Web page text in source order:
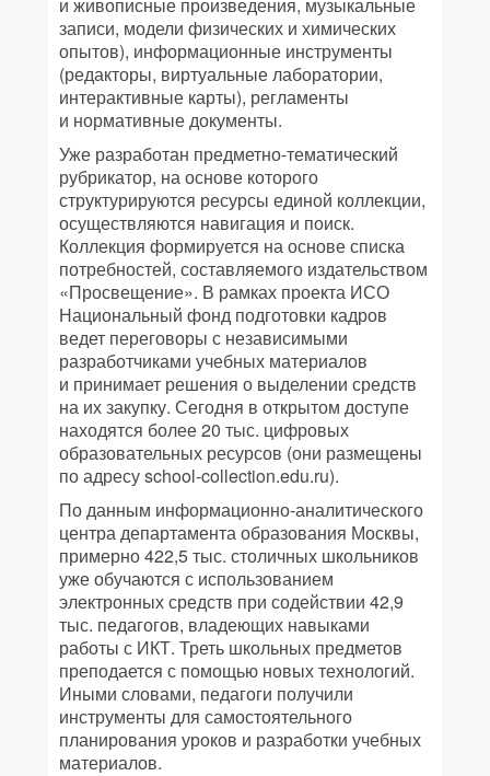
записи, модели физических и химических
опытов), информационные инструменты
(редакторы, виртуальные лаборатории,
интерактивные карты), регламенты
и нормативные документы.
Уже разработан предметно-тематический
рубрикатор, на основе которого
структурируются ресурсы единой коллекции,
осуществляются навигация и поиск.
Коллекция формируется на основе списка
потребностей, составляемого издательством
«Просвещение». В рамках проекта ИСО
Национальный фонд подготовки кадров
ведет переговоры с независимыми
разработчиками учебных материалов
и принимает решения о выделении средств
на их закупку. Сегодня в открытом доступе
находятся более 20 тыс. цифровых
образовательных ресурсов (они размещены
по адресу school-collection.edu.ru).
По данным информационно-аналитического
центра департамента образования Москвы,
примерно 422,5 тыс. столичных школьников
уже обучаются с использованием
электронных средств при содействии 42,9
тыс. педагогов, владеющих навыками
работы с ИКТ. Треть школьных предметов
преподается с помощью новых технологий.
Иными словами, педагоги получили
инструменты для самостоятельного
планирования уроков и разработки учебных
материалов.